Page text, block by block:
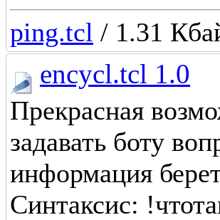
ping.tcl / 1.31
encycl.tcl 1.0
Прекрасная
задавать боту
информация
Синтаксис: